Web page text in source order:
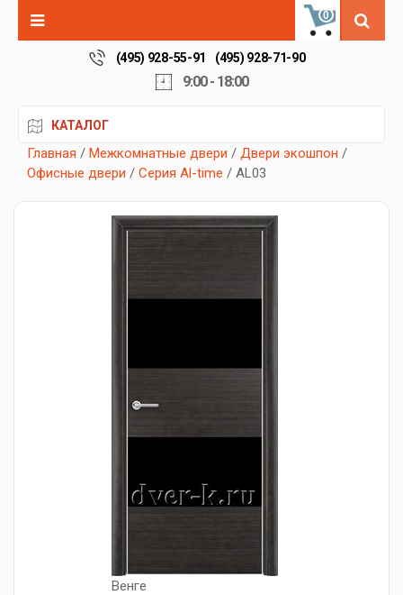
0
(495) 928-55-91 (495) 928-71-90
9:00 - 18:00
КАТАЛОГ
Главная / Межкомнатные двери / Двери экошпон /
Офисные двери / Серия Al-time / AL03
Венге